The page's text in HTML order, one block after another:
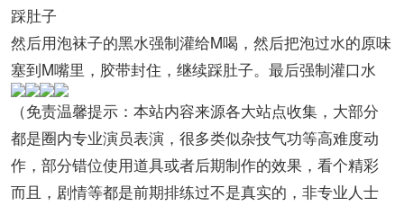
踩肚子
然后用泡袜子的黑水强制灌给M喝，然后把泡过水的原味
塞到M嘴里，胶带封住，继续踩肚子。最后强制灌口水
（免责温馨提示：本站内容来源各大站点收集，大部分
都是圈内专业演员表演，很多类似杂技气功等高难度动
作，部分错位使用道具或者后期制作的效果，看个精彩
而且，剧情等都是前期排练过不是真实的，非专业人士